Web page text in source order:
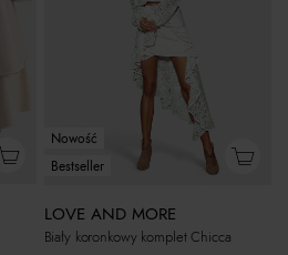
Nowość
Bestseller
LOVE AND MORE
Biały koronkowy komplet Chicca